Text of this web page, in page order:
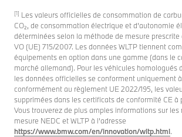
[1] Les valeurs officielles de consommation de
CO₂, de consommation électrique et d’autonomie
déterminées selon la méthode de mesure prescrite
VO (UE) 715/2007. Les données WLTP tiennent
équipements en option dans une gamme (dans le
marché allemand). Pour les véhicules homologués
les données officielles se conforment uniquement à
conformément au règlement UE 2022/195, les
supprimées dans les certificats de conformité CE à
Vous trouverez de plus amples informations sur les
mesure NEDC et WLTP à l’adresse
https://www.bmw.com/en/innovation/wltp.html.